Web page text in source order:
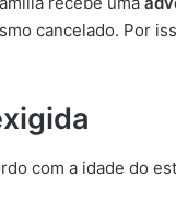
cancelado. Por
com a idade do